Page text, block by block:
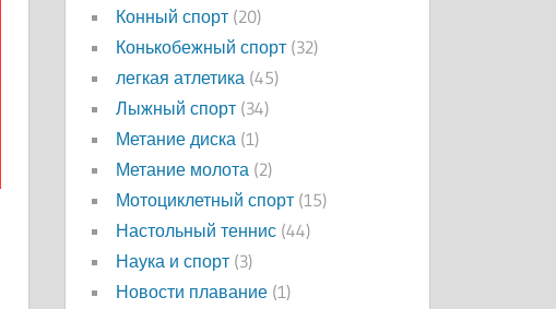
Конный спорт (20)
Конькобежный спорт (32)
легкая атлетика (45)
Лыжный спорт (34)
Метание диска (1)
Метание молота (2)
Мотоциклетный спорт (15)
Настольный теннис (44)
Наука и спорт (3)
Новости плавание (1)